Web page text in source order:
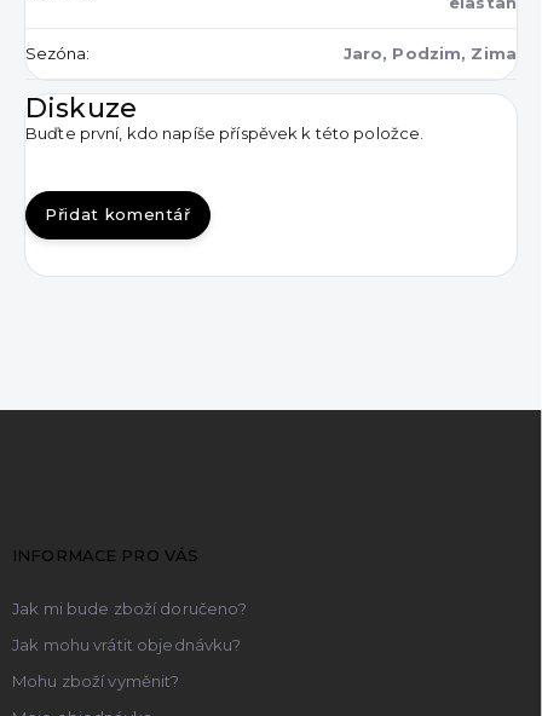
Sezóna: Jaro, Podzim, Zima
Diskuze
Buďte první, kdo napíše příspěvek k této položce.
Přidat komentář
INFORMACE PRO VÁS
Jak mi bude zboží doručeno?
Jak mohu vrátit objednávku?
Mohu zboží vyměnit?